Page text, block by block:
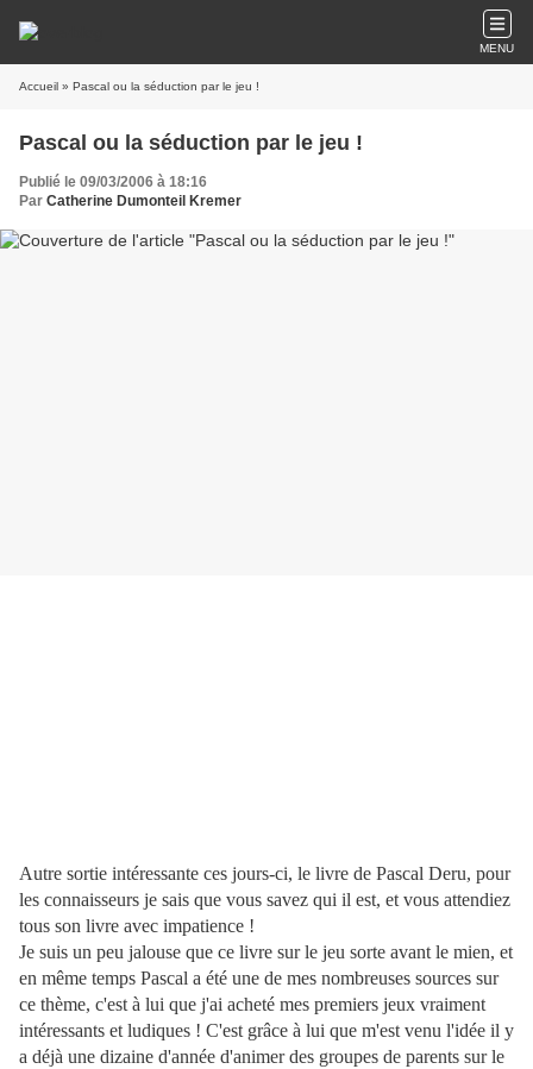
MENU
Accueil » Pascal ou la séduction par le jeu !
Pascal ou la séduction par le jeu !
Publié le 09/03/2006 à 18:16
Par Catherine Dumonteil Kremer
Autre sortie intéressante ces jours-ci, le livre de Pascal Deru, pour
les connaisseurs je sais que vous savez qui il est, et vous attendiez
tous son livre avec impatience !
Je suis un peu jalouse que ce livre sur le jeu sorte avant le mien, et
en même temps Pascal a été une de mes nombreuses sources sur
ce thème, c'est à lui que j'ai acheté mes premiers jeux vraiment
intéressants et ludiques ! C'est grâce à lui que m'est venu l'idée il y
a déjà une dizaine d'année d'animer des groupes de parents sur le